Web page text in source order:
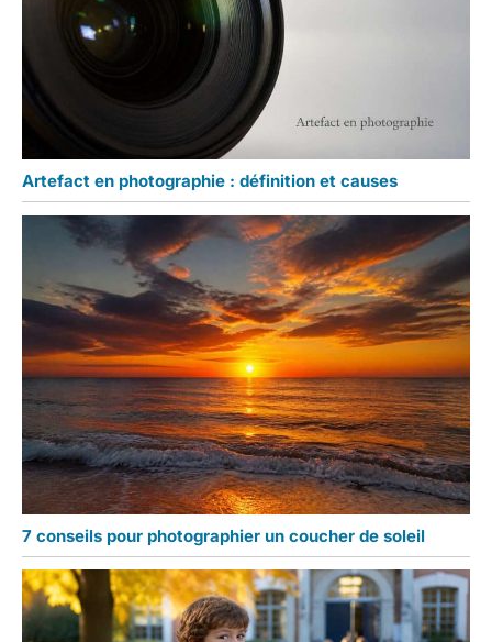
Artefact en photographie : définition et causes
7 conseils pour photographier un coucher de soleil